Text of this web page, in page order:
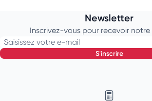
Newsletter
Inscrivez-vous pour recevoir
Saisissez votre e-mail
s'inscrire